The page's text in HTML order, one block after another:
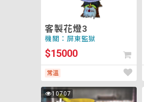
客製花燈3
機關：屏東監獄
$15000
常溫
10707
次
小